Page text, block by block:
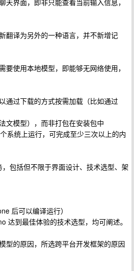
天界面，即非只能查看当前输入信息，
翻译为另外的一种语言，并不新增记
要使用本地模型，即能够无网络使用，
通过下载的方式按需加载（比如通过
文模型），而非打包在安装包中
系统上运行，可完成至少三次以上的内
包括但不限于界面设计、技术选型、架
后可以编译运行）
达到最佳体验的技术选型，均可阐述。
型的原因，所选跨平台开发框架的原因